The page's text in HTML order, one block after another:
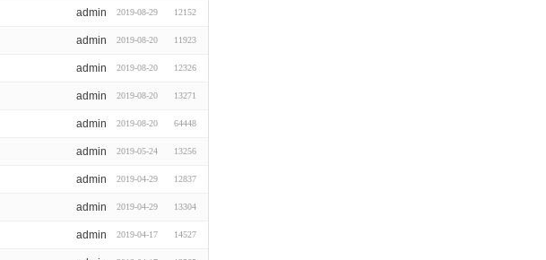
admin 2019-08-29 12152
admin 2019-08-20 11923
admin 2019-08-20 12326
admin 2019-08-20 13271
admin 2019-08-20 64448
admin 2019-05-24 13256
admin 2019-04-29 12837
admin 2019-04-29 13304
admin 2019-04-17 14527